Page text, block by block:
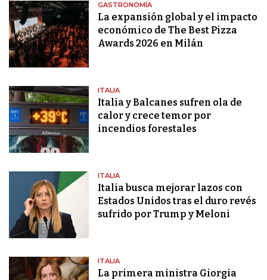
GASTRONOMÍA
La expansión global y el impacto
económico de The Best Pizza
Awards 2026 en Milán
ITALIA
Italia y Balcanes sufren ola de
calor y crece temor por
incendios forestales
ITALIA
Italia busca mejorar lazos con
Estados Unidos tras el duro revés
sufrido por Trump y Meloni
ITALIA
La primera ministra Giorgia